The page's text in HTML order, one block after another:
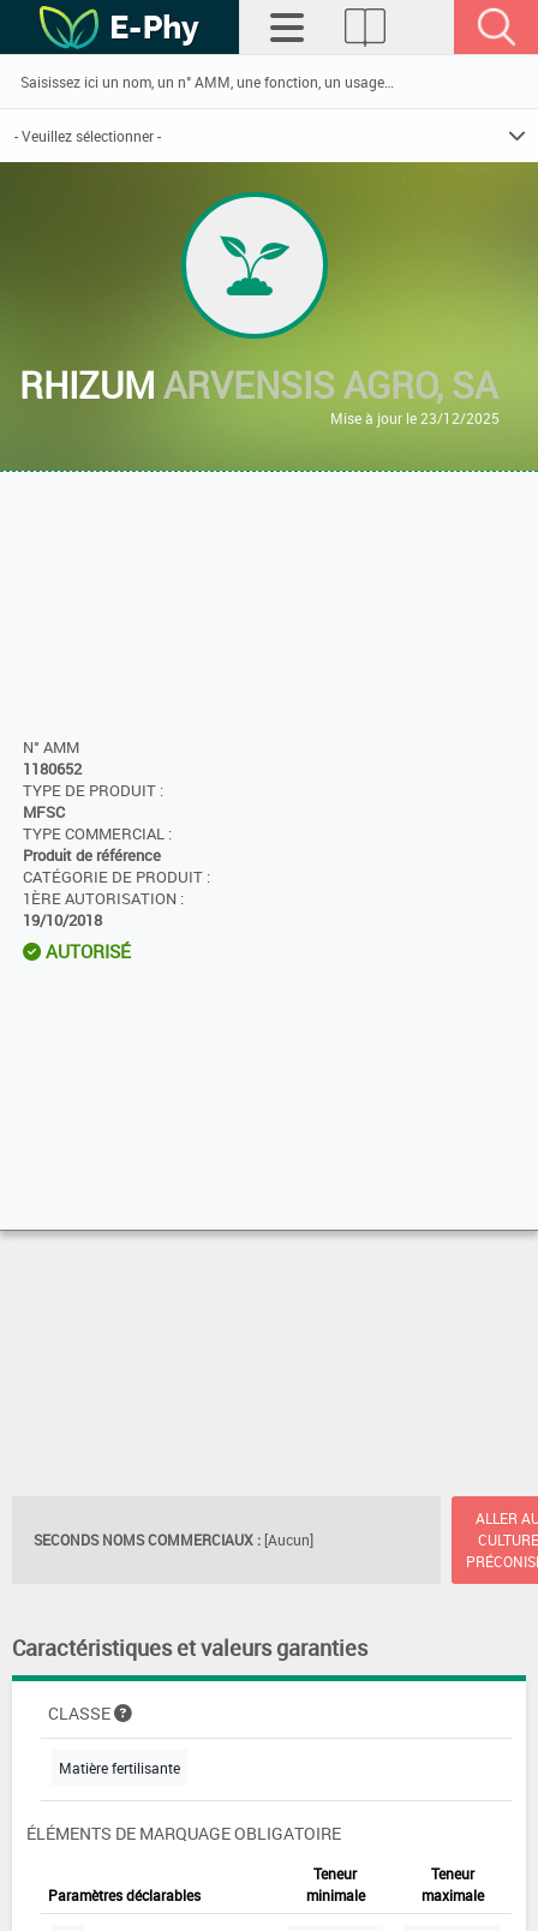
RHIZUMARVENSIS AGRO, SA
Mise à jour le 23/12/2025
N° AMM
1180652
TYPE DE PRODUIT :
MFSC
TYPE COMMERCIAL :
Produit de référence
CATÉGORIE DE PRODUIT :
1ÈRE AUTORISATION :
19/10/2018
AUTORISÉ
SECONDS NOMS COMMERCIAUX : [Aucun]
ALLER
Caractéristiques et valeurs garanties
CLASSE
Matière fertilisante
ÉLÉMENTS DE MARQUAGE OBLIGATOIRE
Paramètres déclarables
Teneur
minimale
Teneur
maximale